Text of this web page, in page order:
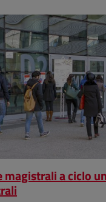
magistrali a ciclo